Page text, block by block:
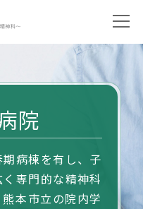
院
病棟を有し、子
専門的な精神科
本市立の院内学